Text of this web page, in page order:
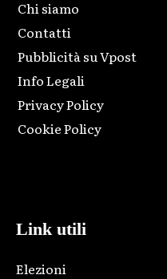
Chi siamo
Contatti
Pubblicità su Vpost
Info Legali
Privacy Policy
Cookie Policy
Link utili
Elezioni